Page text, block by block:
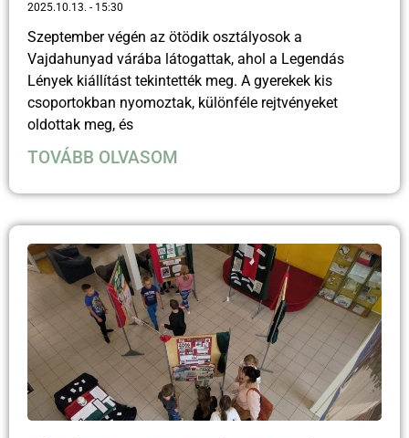
2025.10.13. 15:30
Szeptember végén az ötödik osztályosok a
Vajdahunyad várába látogattak, ahol a Legendás
Lények kiállítást tekintették meg. A gyerekek kis
csoportokban nyomoztak, különféle rejtvényeket
oldottak meg, és
TOVÁBB OLVASOM